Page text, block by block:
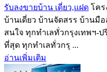
รับลงขายบ้าน เดี่ยว,แฝด โคร
บ้านเดี่ยว บ้านจัดสรร บ้านมื
สนใจ ทุกทำเลทั่วกรุงเทพฯ-
ที่สุด ทุกทำเลทั่วกรุ ...
อ่านเพิ่มเติม